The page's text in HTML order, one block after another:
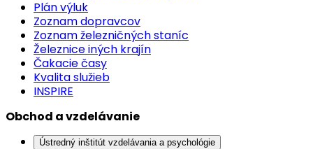
Plán výluk
Zoznam dopravcov
Zoznam železničných staníc
Železnice iných krajín
Čakacie časy
Kvalita služieb
INSPIRE
Obchod a vzdelávanie
Ústredný inštitút vzdelávania a psychológie